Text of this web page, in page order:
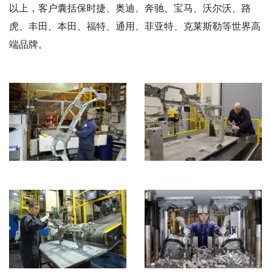
以上，客户囊括保时捷、奥迪、奔驰、宝马、沃尔沃、路
虎、丰田、本田、福特、通用、菲亚特、克莱斯勒等世界高
端品牌。